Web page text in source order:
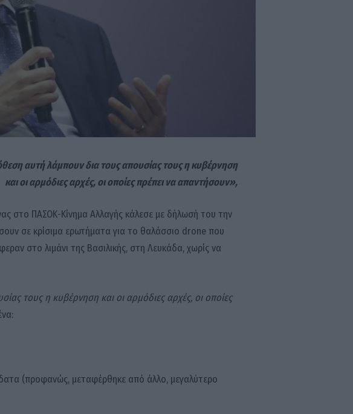
αυτή λάμπουν δια τους απουσίας τους η κυβέρνηση
και οι αρμόδιες αρχές, οι οποίες πρέπει να απαντήσουν»,
στο ΠΑΣΟΚ-Κίνημα Αλλαγής κάλεσε με δήλωσή του την
σε κρίσιμα ερωτήματα για το θαλάσσιο drone που
στο λιμάνι της Βασιλικής, στη Λευκάδα, χωρίς να
τους η κυβέρνηση και οι αρμόδιες αρχές, οι οποίες
(προφανώς, μεταφέρθηκε από άλλο, μεγαλύτερο